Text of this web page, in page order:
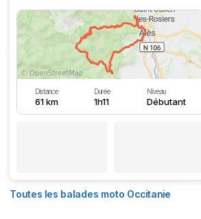
Distance
61 km
Durée
1h11
Niveau
Débutant
Toutes les balades moto Occitanie